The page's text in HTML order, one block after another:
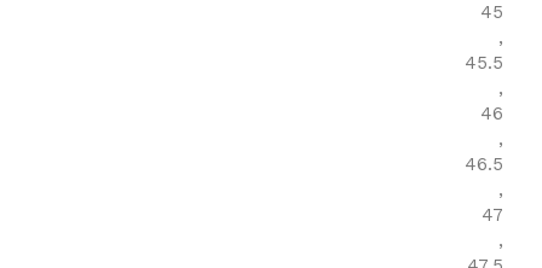
45
,
45.5
,
46
,
46.5
,
47
,